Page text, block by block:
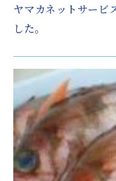
ヤマカネットサー
した。